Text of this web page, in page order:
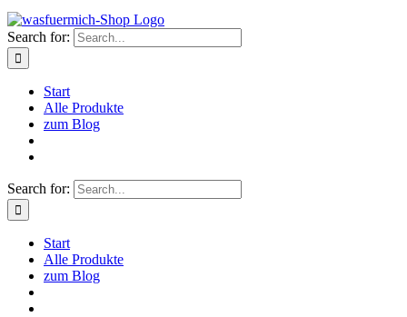
Search for:
Start
Alle Produkte
zum Blog
Search for:
Start
Alle Produkte
zum Blog